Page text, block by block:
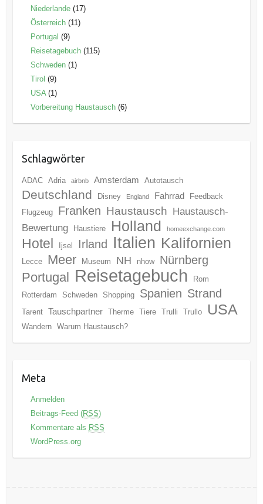
Niederlande(17)
Österreich(11)
Portugal (9)
Reisetagebuch(115)
Schweden(1)
Tirol (9)
USA(1)
Vorbereitung Haustausch(6)
Schlagwörter
ADAC Adria airbnb Amsterdam Autotausch
Deutschland Disney England Fahrrad
Feedback
Flugzeug
Franken Haustausch
Haustausch-
Bewertung
Haustiere Holland homeexchange.com
Hotel Ijsel Irland Italien Kalifornien
Lecce Meer Museum NH nhow Nürnberg
Portugal Reisetagebuch
Rom
Rotterdam
Schweden Shopping Spanien Strand
Tarent Tauschpartner Therme Tiere Trulli Trullo USA
Wandern Warum Haustausch?
Meta
Anmelden
Beitrags-Feed (RSS)
Kommentare als RSS
WordPress.org